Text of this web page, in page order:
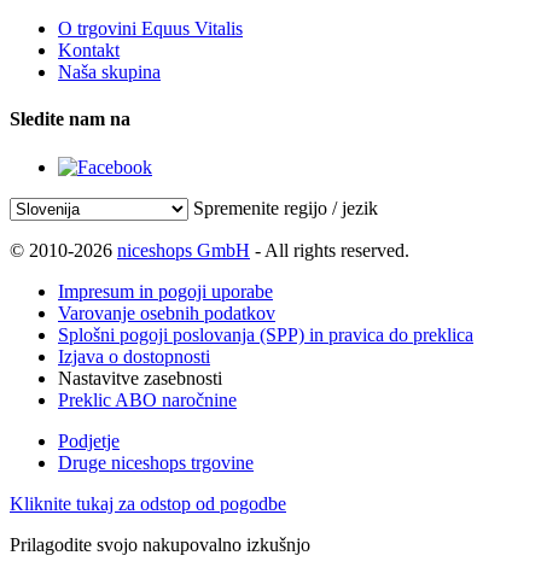
O trgovini Equus Vitalis
Kontakt
Naša skupina
Sledite nam na
Spremenite regijo / jezik
© 2010-2026 niceshops GmbH - All rights reserved.
Impresum in pogoji uporabe
Varovanje osebnih podatkov
Splošni pogoji poslovanja (SPP) in pravica do preklica
Izjava o dostopnosti
Nastavitve zasebnosti
Preklic ABO naročnine
Podjetje
Druge niceshops trgovine
Kliknite tukaj za odstop od pogodbe
Prilagodite svojo nakupovalno izkušnjo